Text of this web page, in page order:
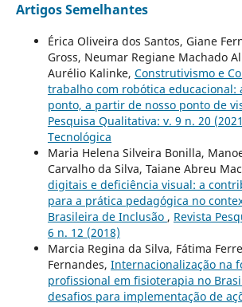
Artigos Semelhantes
Érica Oliveira dos Santos, Giane
Gross, Neumar Regiane Machado
Aurélio Kalinke, Construtivismo e
trabalho com robótica educacional:
ponto, a partir de nosso ponto de
Pesquisa Qualitativa: v. 9 n. 20
Tecnológica
Maria Helena Silveira Bonilla,
Carvalho da Silva, Taiane Abreu
digitais e deficiência visual: a
para a prática pedagógica no
Brasileira de Inclusão , Revista
6 n. 12 (2018)
Marcia Regina da Silva, Fátima
Fernandes, Internacionalização na
profissional em fisioterapia no
desafios para implementação de